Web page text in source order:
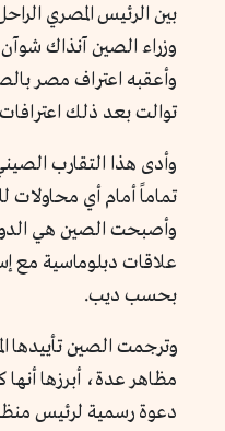
بين الرئيس المصري
وزراء الصين آنذاك
توالت بعد ذلك
وأدى هذا التقارب
تماماً أمام أي محاولات
وأصبحت الصين هي
علاقات دبلوماسية مع
بحسب ديب.
وترجمت الصين تأييدها
مظاهر عدة، أبرزها
دعوة رسمية لرئيس